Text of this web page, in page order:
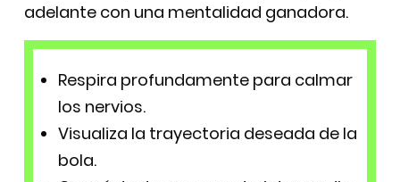
adelante con una mentalidad ganadora.
Respira profundamente para calmar
los nervios.
Visualiza la trayectoria deseada de la
bola.